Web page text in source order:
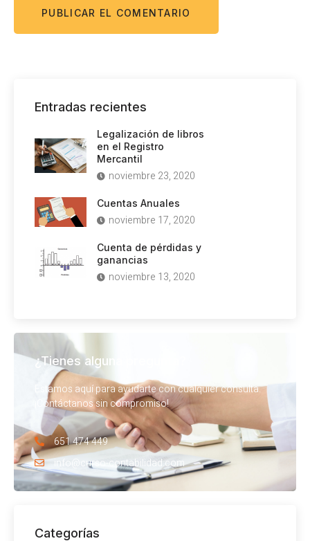
Entradas recientes
Legalización de libros
en el Registro
Mercantil
noviembre 23, 2020
Cuentas Anuales
noviembre 17, 2020
Cuenta de pérdidas y
ganancias
noviembre 13, 2020
¿Tienes alguna pregunta?
Estamos aquí para ayudarte con cualquier consulta.
¡Contáctanos sin compromiso!
651 474 449
info@curso-contabilidad.com
Categorías